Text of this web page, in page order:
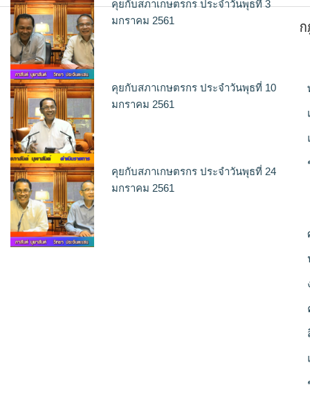
คุยกับสภาเกษตรกร ประจำวันพุธที่ 3
มกราคม 2561
คุยกับสภาเกษตรกร ประจำวันพุธที่ 10
มกราคม 2561
คุยกับสภาเกษตรกร ประจำวันพุธที่ 24
มกราคม 2561